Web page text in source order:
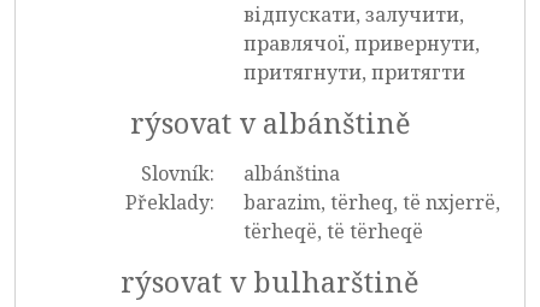
відпускати, залучити,
правлячої, привернути,
притягнути, притягти
rýsovat v albánštině
Slovník:
albánština
Překlady:
barazim, tërheq, të nxjerrë,
tërheqë, të tërheqë
rýsovat v bulharštině